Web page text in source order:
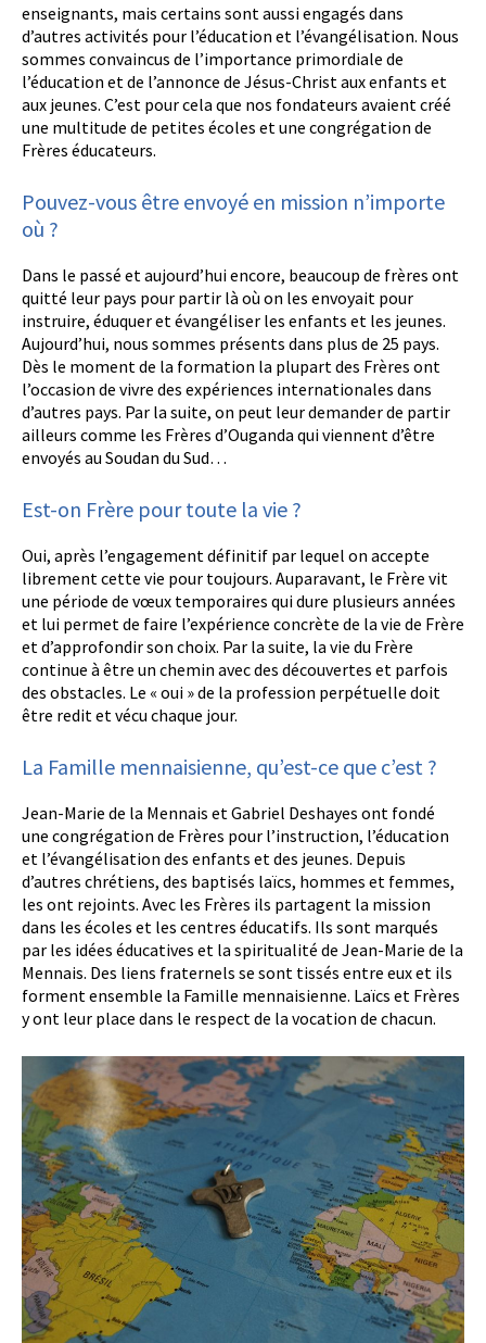
enseignants, mais certains sont aussi engagés dans
d’autres activités pour l’éducation et l’évangélisation. Nous
sommes convaincus de l’importance primordiale de
l’éducation et de l’annonce de Jésus-Christ aux enfants et
aux jeunes. C’est pour cela que nos fondateurs avaient créé
une multitude de petites écoles et une congrégation de
Frères éducateurs.
Pouvez-vous être envoyé en mission n’importe
où ?
Dans le passé et aujourd’hui encore, beaucoup de frères ont
quitté leur pays pour partir là où on les envoyait pour
instruire, éduquer et évangéliser les enfants et les jeunes.
Aujourd’hui, nous sommes présents dans plus de 25 pays.
Dès le moment de la formation la plupart des Frères ont
l’occasion de vivre des expériences internationales dans
d’autres pays. Par la suite, on peut leur demander de partir
ailleurs comme les Frères d’Ouganda qui viennent d’être
envoyés au Soudan du Sud…
Est-on Frère pour toute la vie ?
Oui, après l’engagement définitif par lequel on accepte
librement cette vie pour toujours. Auparavant, le Frère vit
une période de vœux temporaires qui dure plusieurs années
et lui permet de faire l’expérience concrète de la vie de Frère
et d’approfondir son choix. Par la suite, la vie du Frère
continue à être un chemin avec des découvertes et parfois
des obstacles. Le « oui » de la profession perpétuelle doit
être redit et vécu chaque jour.
La Famille mennaisienne, qu’est-ce que c’est ?
Jean-Marie de la Mennais et Gabriel Deshayes ont fondé
une congrégation de Frères pour l’instruction, l’éducation
et l’évangélisation des enfants et des jeunes. Depuis
d’autres chrétiens, des baptisés laïcs, hommes et femmes,
les ont rejoints. Avec les Frères ils partagent la mission
dans les écoles et les centres éducatifs. Ils sont marqués
par les idées éducatives et la spiritualité de Jean-Marie de la
Mennais. Des liens fraternels se sont tissés entre eux et ils
forment ensemble la Famille mennaisienne. Laïcs et Frères
y ont leur place dans le respect de la vocation de chacun.